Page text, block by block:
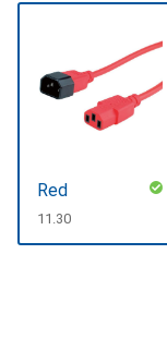
Red
CHF
11.30